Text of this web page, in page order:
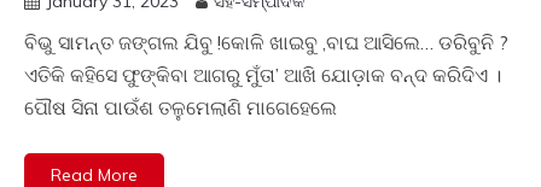
ବିଭୁ ସାମନ୍ତ ଜଙ୍ଗଲ ଯିବୁ !କୋଳି ଖାଇବୁ ,ବାଘ ଆସିଲେ… ଡରିବୁନି ?
ଏତିକି କହିସେ ଫୁଙ୍କିବା ଆଗରୁ ମୁଁତା’ ଆଖି ଯୋଡ଼ାକ ବନ୍ଦ କରିଦିଏ ।
ପୌଷ ସିନା ପାଉଁଶ ତଳୁମେଲାଣି ମାଗେହେଲେ
Read More